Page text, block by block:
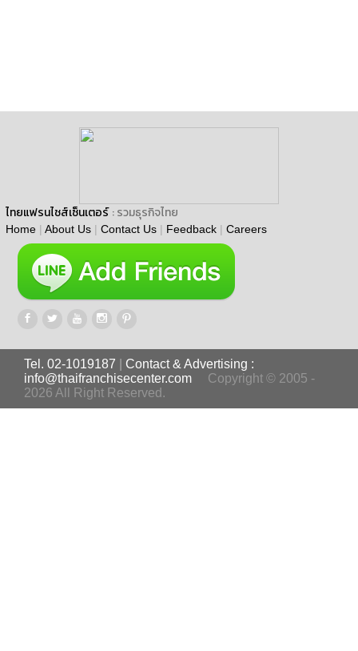
ไทยแฟรนไชส์เซ็นเตอร์ : รวมธุรกิจไทย
Home | About Us | Contact Us | Feedback | Careers
Tel. 02-1019187
Contact & Advertising :
info@thaifranchisecenter.com
Copyright © 2005 -
2026 All Right Reserved.